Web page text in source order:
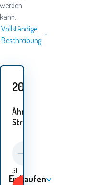
werden
kann.
Vollständige
Beschreibung
20
Ähnliche
Ströme:
St
Einkaufen